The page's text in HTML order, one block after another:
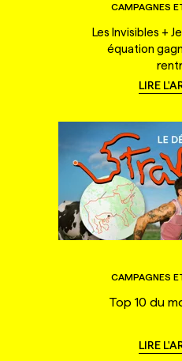
CAMPAGNES
Les Invisibles +
équation
LIRE
CAMPAGNES
Top 10 du
LIRE